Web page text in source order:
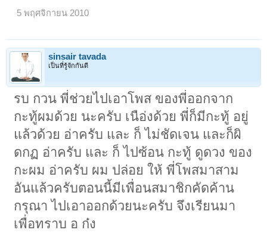
5 พฤศจิกายน 2010
sinsair tavada
เป็นที่รู้จักกันดี
รบ กวน พี่ช่วยไปเอาโพส ของพี่ออกจาก
กะทู้ผมด้วย นะครับ เนือ่งด้วย พี่ก็มีกะทู้ อยู่
แล้วด้วย อ่าครับ และ ก็ ไม่ชัดเจน และก็ผิ
ดกฏ อ่าครับ และ ก็ ไปซ้อน กะทู้ ดูดวง ของ
กะผม อ่าครับ ผม ปล่อย ให้ พี่โพสมาสาม
อันแล้วครับตอนนี้มีเพื่อนสมาชิกคัดค้าน
กรุณา ไปเอาออกด้วยนะครับ จึงเรียนมา
เพื่อทราบ อ ก๋ง